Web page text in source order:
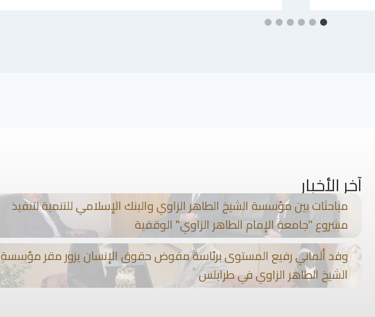
آخر الأخبار
مباحثات بين مؤسسة الشيخ الطاهر الزاوي والبنك الإسلامي للتنمية لتنفيذ
مشروع "جامعة الإمام الطاهر الزاوي" الوقفية
وفد ألماني رفيع المستوى برئاسة مفوض حقوق الإنسان يزور مقر مؤسسة
الشيخ الطاهر الزاوي في طرابلس